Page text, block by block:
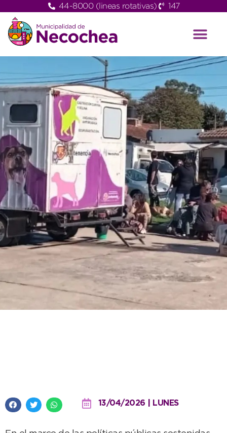
44-8000 (lineas rotativas) 147
13/04/2026 | LUNES